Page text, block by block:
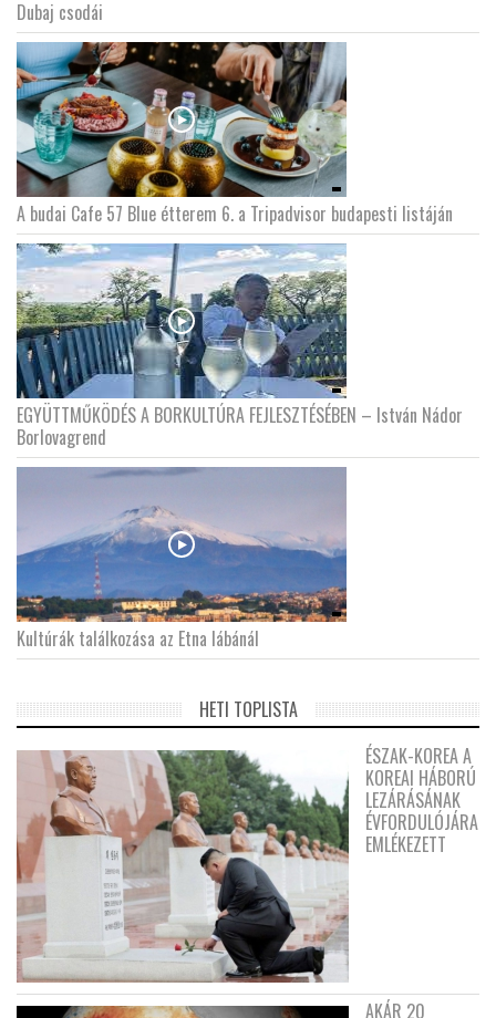
LATIMO.HU
GLOBOBOOK
Dubaj csodái
A budai Cafe 57 Blue étterem 6. a Tripadvisor budapesti listáján
EGYÜTTMŰKÖDÉS A BORKULTÚRA FEJLESZTÉSÉBEN – István Nádor
Borlovagrend
Kultúrák találkozása az Etna lábánál
HETI TOPLISTA
ÉSZAK-KOREA A
KOREAI HÁBORÚ
LEZÁRÁSÁNAK
ÉVFORDULÓJÁRA
EMLÉKEZETT
AKÁR 20